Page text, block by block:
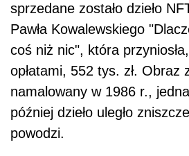
sprzedane zostało dzieło
Pawła Kowalewskiego
coś niż nic", która
opłatami, 552 tys. zł. Obraz
namalowany w 1986 r.,
później dzieło uległo
powodzi.